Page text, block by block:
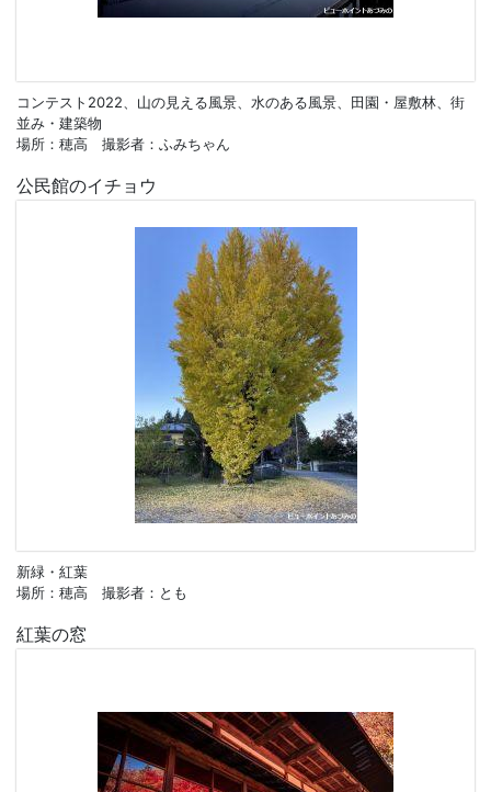
コンテスト2022、山の見える風景、水のある風景、田園・屋敷林、街
並み・建築物
場所：穂高 撮影者：ふみちゃん
公民館のイチョウ
新緑・紅葉
場所：穂高 撮影者：とも
紅葉の窓